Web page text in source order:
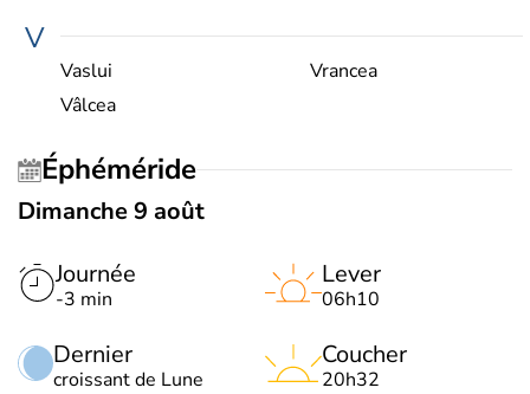
V
Vaslui
Vrancea
Vâlcea
Éphéméride
Dimanche 9 août
Journée
-3 min
Dernier
croissant de Lune
Lever
06h10
Coucher
20h32